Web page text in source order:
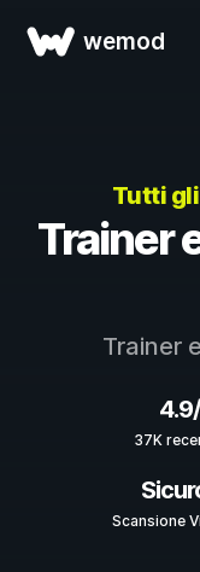
wemod
Tutti
Trainer
Trainer
37K
Scansione